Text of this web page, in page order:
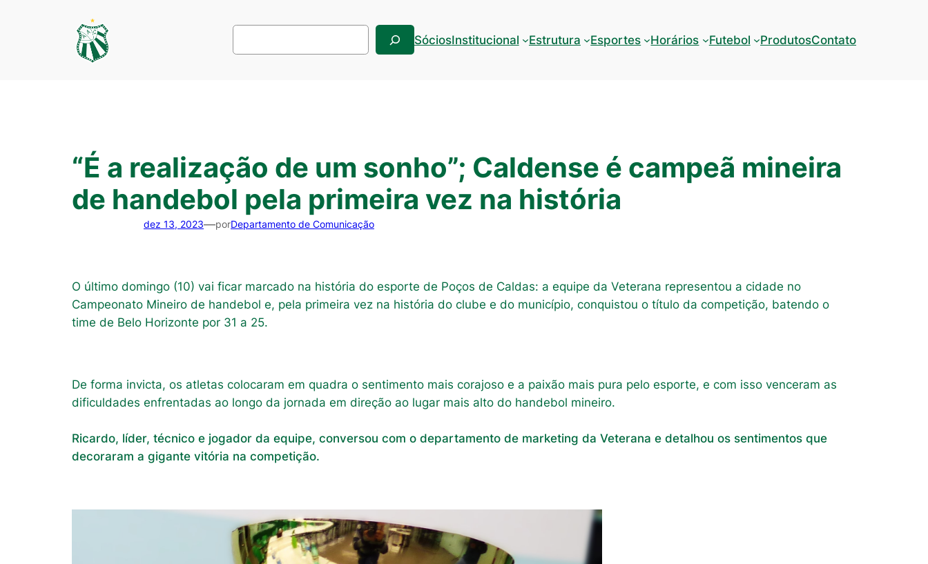
Pesquisar
SóciosInstitucional Estrutura Esportes Horários Futebol ProdutosContato
“É a realização de um sonho”; Caldense é campeã mineira
de handebol pela primeira vez na história
dez 13, 2023—porDepartamento de Comunicação
O último domingo (10) vai ficar marcado na história do esporte de Poços de Caldas: a equipe da Veterana representou a cidade no
Campeonato Mineiro de handebol e, pela primeira vez na história do clube e do município, conquistou o título da competição, batendo o
time de Belo Horizonte por 31 a 25.
De forma invicta, os atletas colocaram em quadra o sentimento mais corajoso e a paixão mais pura pelo esporte, e com isso venceram as
dificuldades enfrentadas ao longo da jornada em direção ao lugar mais alto do handebol mineiro.
Ricardo, líder, técnico e jogador da equipe, conversou com o departamento de marketing da Veterana e detalhou os sentimentos que
decoraram a gigante vitória na competição.